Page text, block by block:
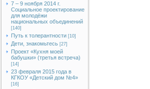
7 – 9 ноября 2014 г.
Социальное проектирование
для молодёжи
национальных объединений
[140]
Путь к толерантности [10]
Дети, знакомьтесь [27]
Проект «Кухня моей
бабушки» (третья встреча)
[14]
23 февраля 2015 года в
КГКОУ «Детский дом №4»
[16]